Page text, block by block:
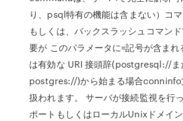
り、psql特有の機能は含まない）コマ
もしくは、バックスラッシュコマン
要が このパラメータに=記号が含まれ
は有効な URI 接頭辞(postgresql://ま
postgres://)から始まる場合conninfo
扱われます。 サーバが接続監視を行
ポートもしくはローカルUnixドメイ